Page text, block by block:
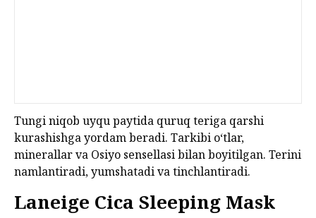
Tungi niqob uyqu paytida quruq teriga qarshi
kurashishga yordam beradi. Tarkibi o‘tlar,
minerallar va Osiyo sensellasi bilan boyitilgan. Terini
namlantiradi, yumshatadi va tinchlantiradi.
Laneige Cica Sleeping Mask